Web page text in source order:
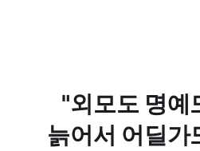
"외모도 명예
늙어서 어딜가